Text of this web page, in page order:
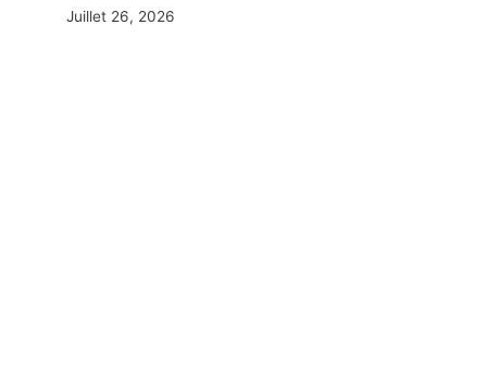
Juillet 26, 2026